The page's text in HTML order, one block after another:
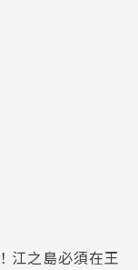
江之島必須在王